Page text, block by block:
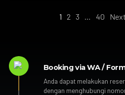
1 2 3 40
Booking via WA /
Anda dapat melakukan
dengan menghubungi